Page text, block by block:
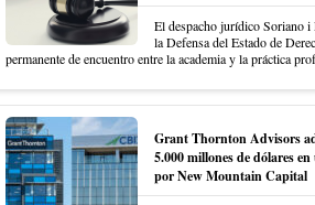
El despacho jurídico Soriano
la Defensa del Estado de
permanente de encuentro entre la academia y la práctica
Grant Thornton Advisors
5.000 millones de dólares
por New Mountain Capital